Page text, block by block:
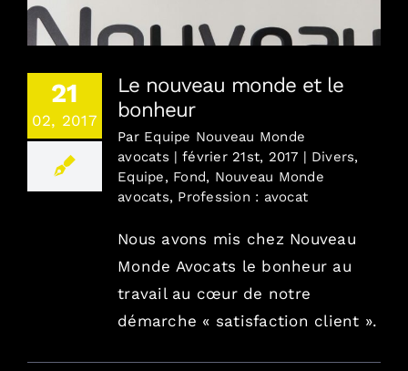
21
02, 2017
Le nouveau monde et le
bonheur
Par Equipe Nouveau Monde
avocats | février 21st, 2017 | Divers,
Equipe, Fond, Nouveau Monde
avocats, Profession : avocat
Nous avons mis chez Nouveau
Monde Avocats le bonheur au
travail au cœur de notre
démarche « satisfaction client ».